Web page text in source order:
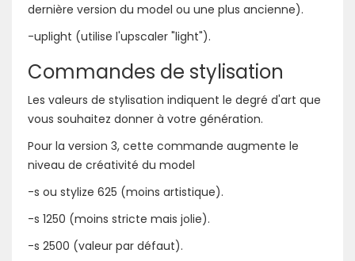
dernière version du model ou une plus ancienne).
-uplight (utilise l'upscaler "light").
Commandes de stylisation
Les valeurs de stylisation indiquent le degré d'art que
vous souhaitez donner à votre génération.
Pour la version 3, cette commande augmente le
niveau de créativité du model
-s ou stylize 625 (moins artistique).
-s 1250 (moins stricte mais jolie).
-s 2500 (valeur par défaut).